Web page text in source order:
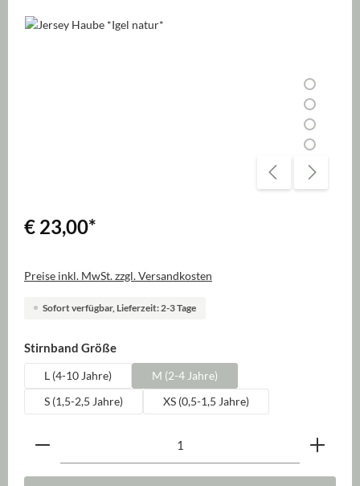
Bildergalerie überspringen
€ 23,00*
Preise inkl. MwSt. zzgl. Versandkosten
Sofort verfügbar, Lieferzeit: 2-3 Tage
Stirnband Größeauswählen
L (4-10 Jahre)
M (2-4 Jahre)
S (1,5-2,5 Jahre)
XS (0,5-1,5 Jahre)
Produkt Anzahl: Gib den gewünschten Wert ein